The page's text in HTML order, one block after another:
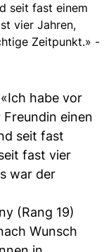
seit fast einem
vier Jahren,
Zeitpunkt.» -
habe vor
einen
seit fast
fast vier
war der
(Rang 19)
Wunsch